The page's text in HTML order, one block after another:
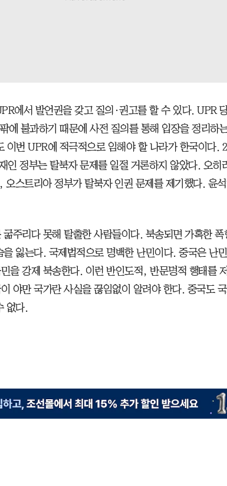
에서 발언권을 갖고 질의·권고를 할 수 있다. UPR
에 불과하기 때문에 사전 질의를 통해 입장을 정리하
이번 UPR에 적극적으로 임해야 할 나라가 한국이다.
인 정부는 탈북자 문제를 일절 거론하지 않았다. 오히
스트리아 정부가 탈북자 인권 문제를 제기했다. 윤
주리다 못해 탈출한 사람들이다. 북송되면 가혹한 폭
을 잃는다. 국제법적으로 명백한 난민이다. 중국은 난
을 강제 북송한다. 이런 반인도적, 반문명적 행태를
야만 국가란 사실을 끊임없이 알려야 한다. 중국도
없다.